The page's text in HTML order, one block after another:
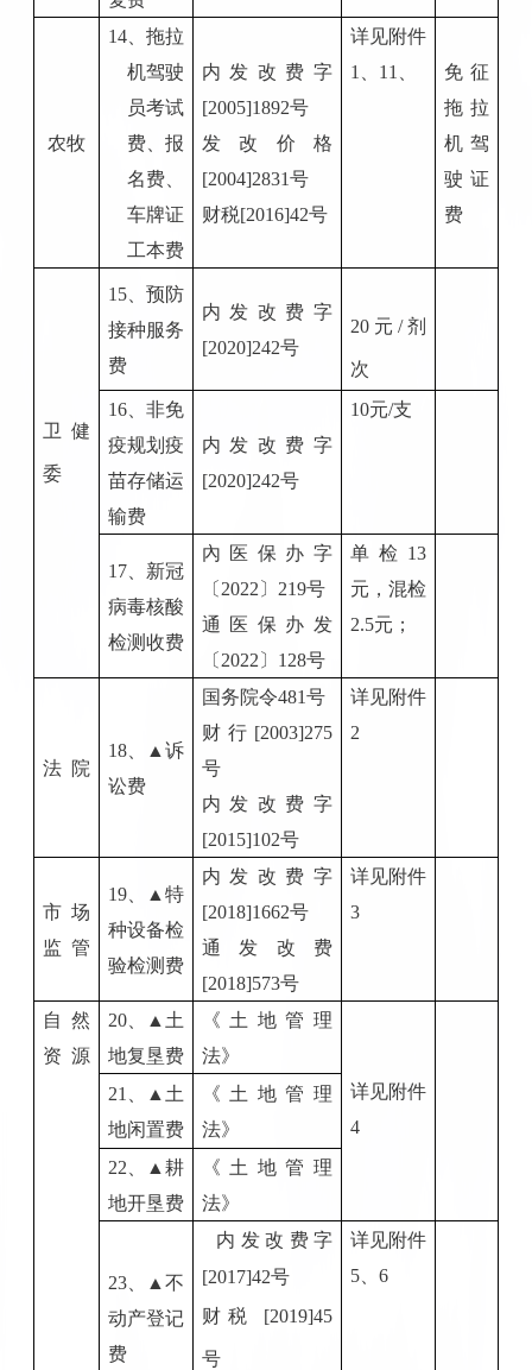
农牧
14、拖拉
机驾驶
员考试
费、报
名费、
车牌证
工本费
内发改费字
[2005]1892号
发改价格
[2004]2831号
财税[2016]42号
详见附件
1
11、
免征
拖拉
机驾
驶证
费
卫健
委
1 5、预防
接种服务
费
内发改费字
[2020]242号
20元/剂
次
16、非免
疫规划疫
苗存储运
输费
内发改费字
[2020]242号
10元/支
17、 新冠
病毒核酸
检测收费
內医保办字
〔 2022〕219号
通医保办发
〔 2022〕128号
单检 13
元，混检
2.5元；
法 院
18、
▲诉
讼费
国务院令481号
财行 [2003]275
号
内发改费字
[2015]102号
详见附件
2
市 场
监 管
19、
▲特
种设备检
验检测费
内发改费字
[2018]1662号
通发改费
[2018]573号
详见附件
3
自 然
资 源
20、
▲土
地复垦费
《土地管理
法》
详见附件
4
21
▲土
地闲置费
《土地管理
法》
22
▲耕
地开垦费
《土地管理
法》
23、
▲不
动产登记
费
内发改费字
[2017]42号
财税
[2019]45
号
详见附件
5、6